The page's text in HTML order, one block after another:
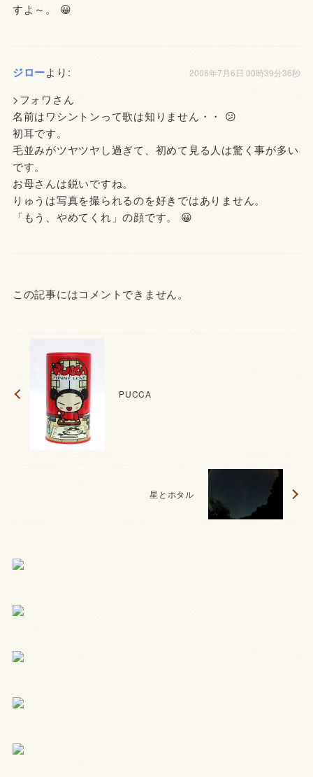
すよ～。 😀
ジローより: 2006年7月6日 00時39分36秒
>フォワさん
名前はワシントンって歌は知りません・・ 😕
初耳です。
毛並みがツヤツヤし過ぎて、初めて見る人は驚く事が多い
です。
お母さんは鋭いですね。
りゅうは写真を撮られるのを好きではありません。
「もう、やめてくれ」の顔です。 😀
この記事にはコメントできません。
PUCCA
星とホタル